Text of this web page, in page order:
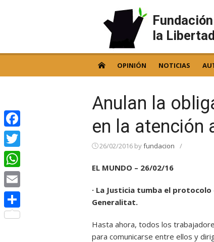
la Libertad
OPINIÓN NOTICIAS
Anulan la
en la atención
26/02/2016 byfundacion /
EL MUNDO – 26/02/16
· La Justicia tumba el
Generalitat.
Hasta ahora, todos los
para comunicarse entre ellos y
Facebook
Twitter
WhatsApp
Email
Compartir